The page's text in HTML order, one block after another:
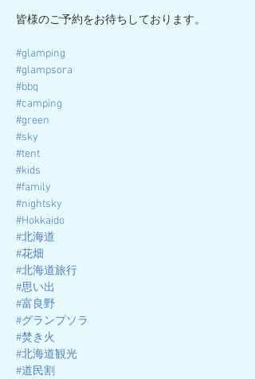
皆様のご予約をお待ちしております。
#glamping
#glampsora
#bbq
#camping
#green
#sky
#tent
#kids
#family
#nightsky
#Hokkaido
#北海道
#花畑
#北海道旅行
#思い出
#富良野
#グランプソラ
#焚き火
#北海道観光
#道民割